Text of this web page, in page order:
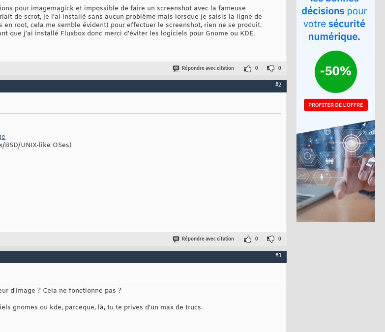
pour imagemagick et impossible de faire un screenshot avec la fameuse
de scrot, je l'ai installé sans aucun problème mais lorsque je saisis la ligne de
root, cela me semble évident) pour effectuer le screenshot, rien ne se produit.
que j'ai installé Fluxbox donc merci d'éviter les logiciels pour Gnome ou KDE.
Répondre avec citation 0 0
#2
UNIX-like OSes)
Répondre avec citation 0 0
#3
d'image ? Cela ne fonctionne pas ?
gnomes ou kde, parceque, là, tu te prives d'un max de trucs.